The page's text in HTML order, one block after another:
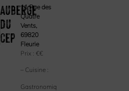
Auberge
du
cep
11 Rue des
Quatre
Vents,
69820
Fleurie
Prix : €€
– Cuisine :
Gastronomique